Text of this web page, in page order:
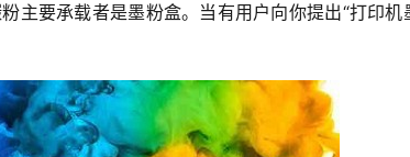
主要承载者是墨粉盒。当有用户向你提出“打印机